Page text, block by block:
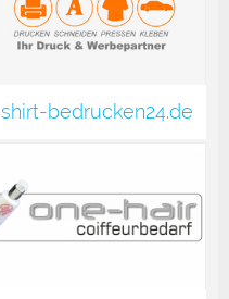
shirt-bedrucken24.de